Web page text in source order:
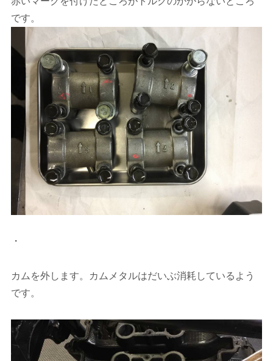
です。
・
カムを外します。カムメタルはだいぶ消耗しているよう
です。